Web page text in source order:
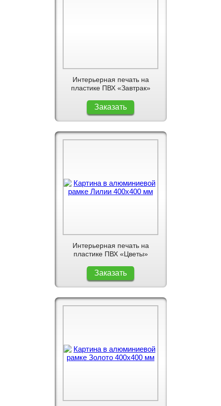
Интерьерная печать на
пластике ПВХ «Завтрак»
Заказать
Интерьерная печать на
пластике ПВХ «Цветы»
Заказать